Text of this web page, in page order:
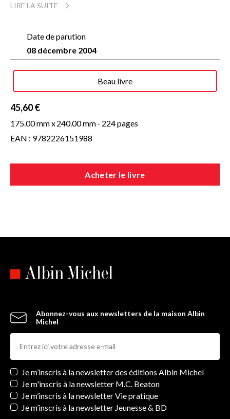
photographies de Laurent Lecat sur l'architecture intérieure
rares de la bibliothèque, etc.). Enfin, le livre se conclut par
une déambulation dessinée par Alain Bouldouyre dont les
croquis donnent la dimension quotidienne de la vie d'un
LIRE LA SUITE
Date de parution
08 décembre 2004
Beau livre
45,60 €
175.00 mm x240.00 mm- 224 pages
EAN : 9782226151988
Acheter le livre
Abonnez-vous aux newsletters de la maison Albin
Michel
Newsletters
Je m’inscris à la newsletter des éditions Albin Michel
Je m'inscris à la newsletter M.C. Beaton
Je m’inscris à la newsletter Vie pratique
Je m’inscris à la newsletter Jeunesse & BD